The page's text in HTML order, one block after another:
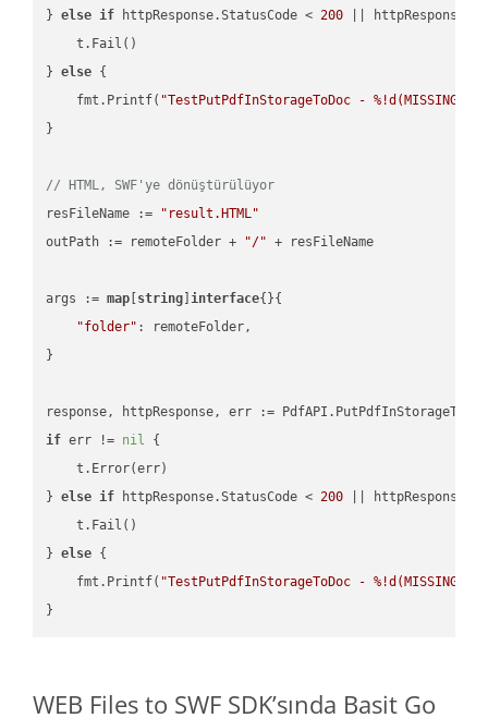
} else if httpResponse.StatusCode < 200 ||
    t.Fail()
} else {
    fmt.Printf(
"TestPutPdfInStorageToDoc - %!d(MISSING)\n"
}
// HTML, SWF'ye dönüştürülüyor
resFileName :=
"result.HTML"
outPath := remoteFolder +
"/" + resFileName
args := map string ]interface{}{
"folder" : remoteFolder,
}
if err != nil {
    t.Error(err)
} else if httpResponse.StatusCode < 200 ||
    t.Fail()
} else {
    fmt.Printf(
"TestPutPdfInStorageToDoc - %!d(MISSING)\n"
WEB Files to SWF SDK’sında Basit Go